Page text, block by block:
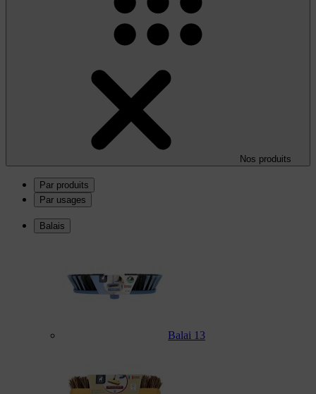
Nos produits
Par produits
Par usages
Balais
Balai 13